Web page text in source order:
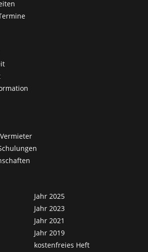
Jahr 2025
Jahr 2023
Jahr 2021
Jahr 2019
kostenfreies Heft